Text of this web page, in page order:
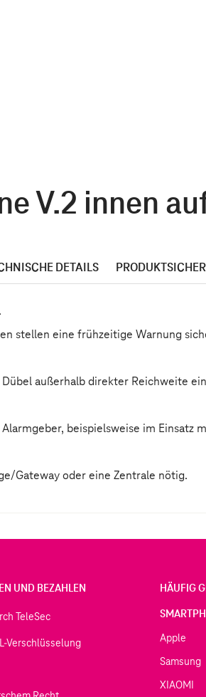
V.2 innen
DETAILS
stellen eine frühzeitige Warnung
außerhalb direkter Reichweite
beispielsweise im Einsatz
Gateway oder eine Zentrale nötig.
UND BEZAHLEN
TeleSec
Verschlüsselung
HÄUFIG
Apple
Samsung
XIAOMI